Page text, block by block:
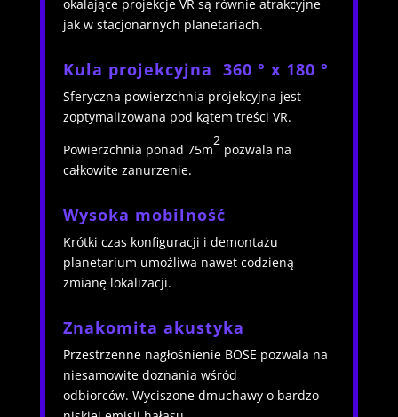
okalająceprojekcje VR są równie atrakcyjne
jak w stacjonarnych planetariach.
Kula projekcyjna 360 ° x 180 °
Sferyczna powierzchnia projekcyjna jest
zoptymalizowana pod kątem treści VR.
Powierzchnia ponad 75m
2
pozwala na
całkowite zanurzenie.
Wysoka mobilność
Krótki czas konfiguracji i demontażu
planetarium umożliwa nawet codzieną
zmianę lokalizacji.
Znakomita akustyka
Przestrzenne nagłośnienie BOSE pozwala na
niesamowite doznania wśród
odbiorców. Wyciszone dmuchawy o bardzo